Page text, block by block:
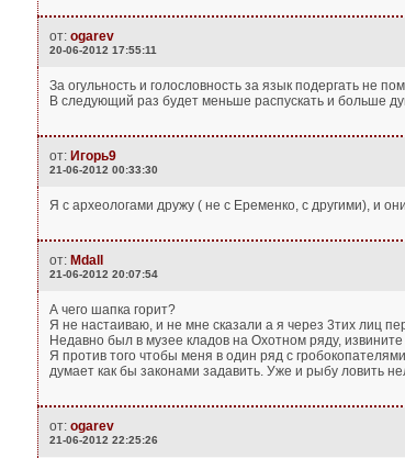
от: ogarev
20-06-2012 17:55:11
За огульность и голословность за язык подергать не
В следующий раз будет меньше распускать и больше
от: Игорь9
21-06-2012 00:33:30
Я с археологами дружу ( не с Еременко, с другими), и
от: Mdall
21-06-2012 20:07:54
А чего шапка горит?
Я не настаиваю, и не мне сказали а я через 3тих лиц
Недавно был в музее кладов на Охотном ряду,
Я против того чтобы меня в один ряд с
думает как бы законами задавить. Уже и рыбу ловить
от: ogarev
21-06-2012 22:25:26